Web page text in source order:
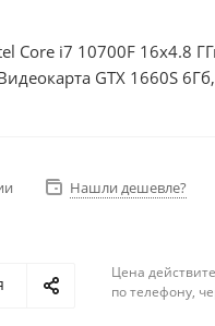
Core i7 10700F 16x4.8
GTX 1660S
Нашли дешевле?
Цена
по телефону,